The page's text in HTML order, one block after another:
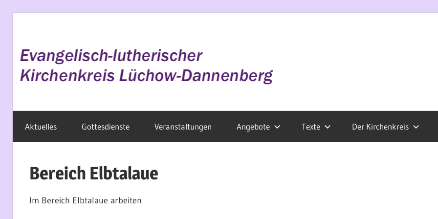
springen
Wendland
Aktuelles Gottesdienste Veranstaltungen Angebote Texte Der Kirchenkreis
Bereich Elbtalaue
Im Bereich Elbtalaue arbeiten